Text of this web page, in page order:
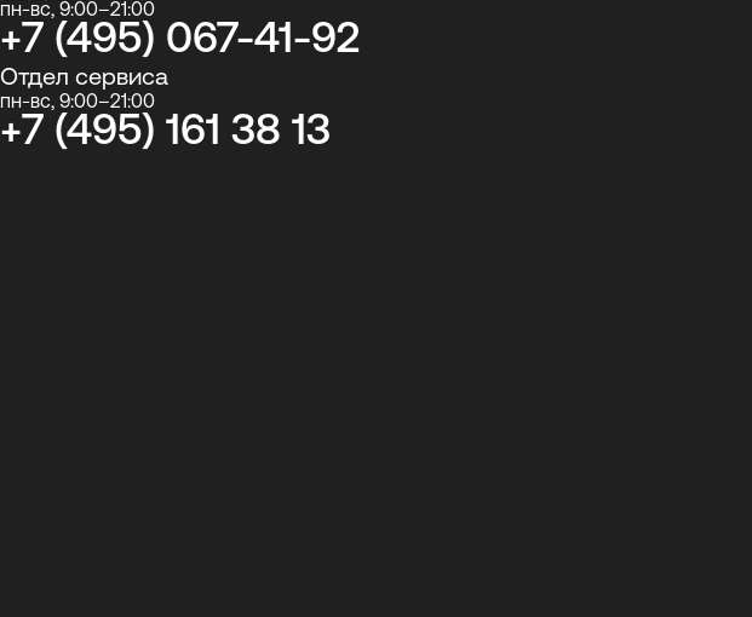
пн-вс, 9:00–21:00
+7 (495) 067-41-92
Отдел сервиса
пн-вс, 9:00–21:00
+7 (495) 161 38 13